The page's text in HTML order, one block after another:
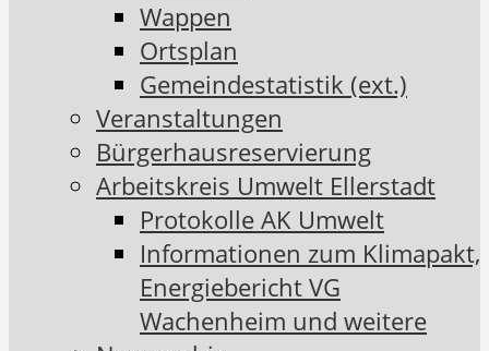
Wappen
Ortsplan
Gemeindestatistik (ext.)
Veranstaltungen
Bürgerhausreservierung
Arbeitskreis Umwelt Ellerstadt
Protokolle AK Umwelt
Informationen zum Klimapakt,
Energiebericht VG
Wachenheim und weitere